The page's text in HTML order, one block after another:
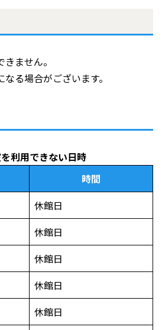
ません。
る場合がございます。
利用できない日時
時間
休館日
休館日
休館日
休館日
休館日